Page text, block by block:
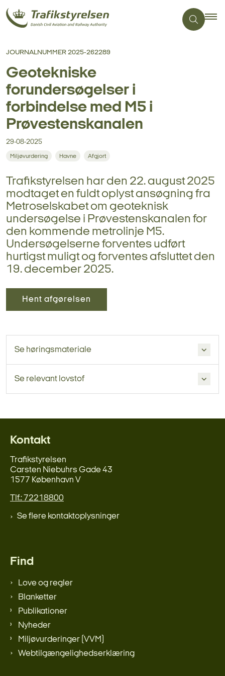
JOURNALNUMMER 2025-262289
Geotekniske
forundersøgelser i
forbindelse med M5 i
Prøvestenskanalen
29-08-2025
Miljøvurdering Havne Afgjort
Trafikstyrelsen har den 22. august 2025
modtaget en fuldt oplyst ansøgning fra
Metroselskabet om geoteknisk
undersøgelse i Prøvestenskanalen for
den kommende metrolinje M5.
Undersøgelserne forventes udført
hurtigst muligt og forventes afsluttet den
19. december 2025.
Hent afgørelsen
Se høringsmateriale
Se relevant lovstof
Kontakt
Trafikstyrelsen
Carsten Niebuhrs Gade 43
1577 København V
Tlf.: 72218800
Se flere kontaktoplysninger
Find
Love og regler
Blanketter
Publikationer
Nyheder
Miljøvurderinger (VVM)
Webtilgængelighedserklæring